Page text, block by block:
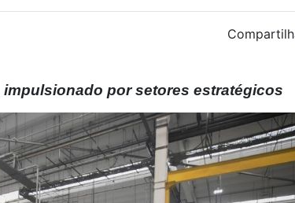
por setores estratégicos